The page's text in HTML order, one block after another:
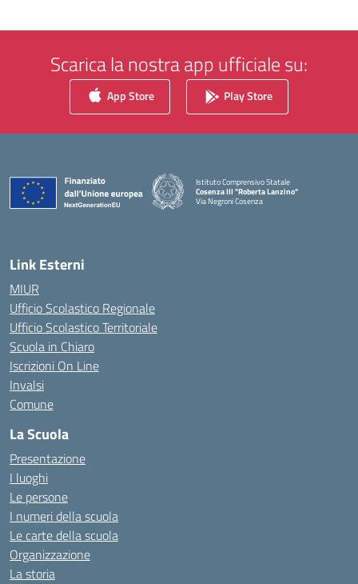
Scarica la nostra app ufficiale su:
App Store Play Store
Istituto Comprensivo Statale
Cosenza III "Roberta Lanzino"
Via Negroni Cosenza
— Visita la pagina iniziale della scuola
Link Esterni
MIUR
Ufficio Scolastico Regionale
Ufficio Scolastico Territoriale
Scuola in Chiaro
Iscrizioni On Line
Invalsi
Comune
La Scuola
Presentazione
I luoghi
Le persone
I numeri della scuola
Le carte della scuola
Organizzazione
La storia